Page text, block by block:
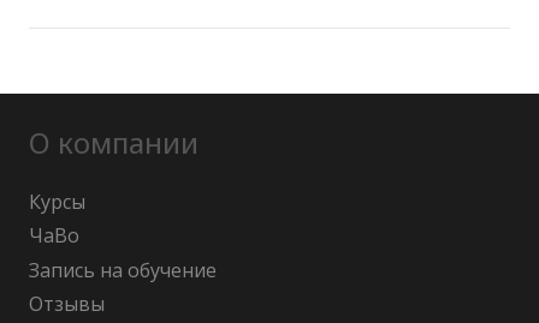
О компании
Курсы
ЧаВо
Запись на обучение
Отзывы